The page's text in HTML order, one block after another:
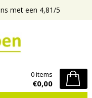
met een 4,81/5
0 items
€0,00